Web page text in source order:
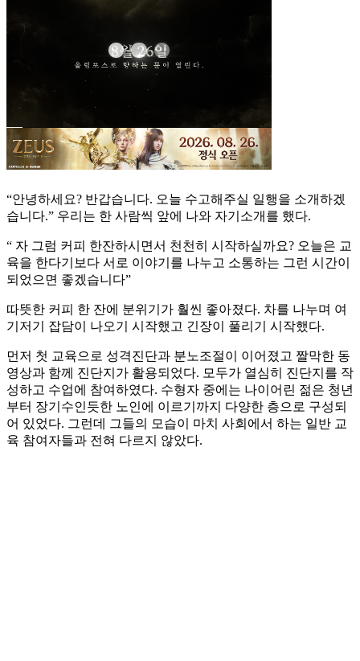
“안녕하세요? 반갑습니다. 오늘 수고해주실 일행을 소개하겠
습니다.” 우리는 한 사람씩 앞에 나와 자기소개를 했다.
“ 자 그럼 커피 한잔하시면서 천천히 시작하실까요? 오늘은 교
육을 한다기보다 서로 이야기를 나누고 소통하는 그런 시간이
되었으면 좋겠습니다”
따뜻한 커피 한 잔에 분위기가 훨씬 좋아졌다. 차를 나누며 여
기저기 잡담이 나오기 시작했고 긴장이 풀리기 시작했다.
먼저 첫 교육으로 성격진단과 분노조절이 이어졌고 짤막한 동
영상과 함께 진단지가 활용되었다. 모두가 열심히 진단지를 작
성하고 수업에 참여하였다. 수형자 중에는 나이어린 젊은 청년
부터 장기수인듯한 노인에 이르기까지 다양한 층으로 구성되
어 있었다. 그런데 그들의 모습이 마치 사회에서 하는 일반 교
육 참여자들과 전혀 다르지 않았다.